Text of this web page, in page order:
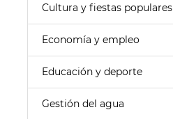
Cultura y fiestas populares
Economía y empleo
Educación y deporte
Gestión del agua